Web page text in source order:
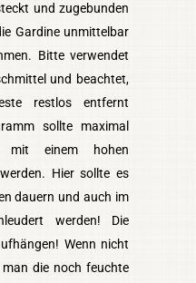
und zugebunden
Gardine unmittelbar
Bitte verwendet
und beachtet,
restlos entfernt
sollte maximal
mit einem hohen
Hier sollte es
dauern und auch im
werden! Die
Wenn nicht
die noch feuchte